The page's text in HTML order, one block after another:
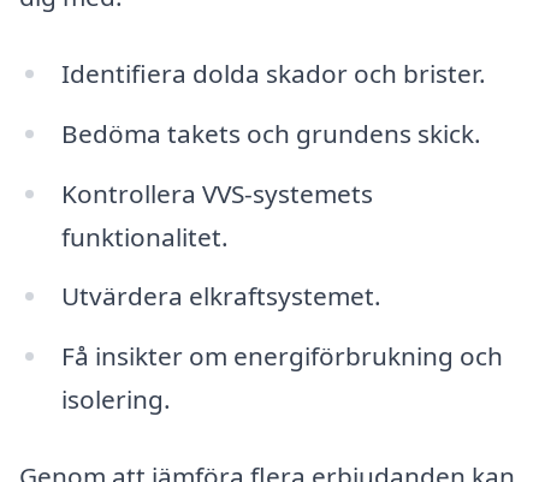
Identifiera dolda skador och brister.
Bedöma takets och grundens skick.
Kontrollera VVS-systemets
funktionalitet.
Utvärdera elkraftsystemet.
Få insikter om energiförbrukning och
isolering.